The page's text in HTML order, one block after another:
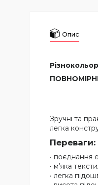
Опис
Зручні та
легка
Переваги:
• поєднання
• м’яка
• легка